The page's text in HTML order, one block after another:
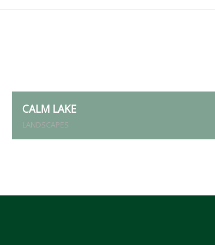
CALM LAKE
LANDSCAPES